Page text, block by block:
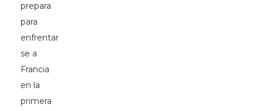
prepara
para
enfrentar
se a
Francia
en la
primera